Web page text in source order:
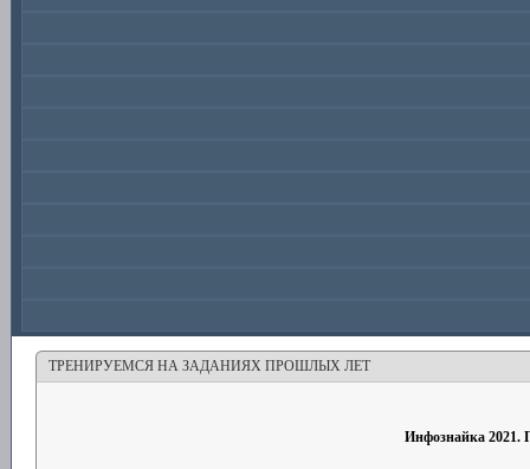
ТРЕНИРУЕМСЯ НА ЗАДАНИЯХ ПРОШЛЫХ ЛЕТ
Инфознайка 2021.